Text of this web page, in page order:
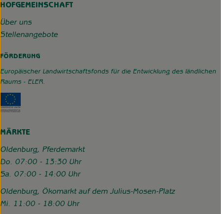
HOFGEMEINSCHAFT
Über uns
Stellenangebote
FÖRDERUNG
Europäischer Landwirtschaftsfonds für die Entwicklung des ländlichen
Raums - ELER.
MÄRKTE
Oldenburg, Pferdemarkt
Do. 07:00 - 13:30 Uhr
Sa. 07:00 - 14:00 Uhr
Oldenburg, Ökomarkt auf dem Julius-Mosen-Platz
Mi. 11:00 - 18:00 Uhr